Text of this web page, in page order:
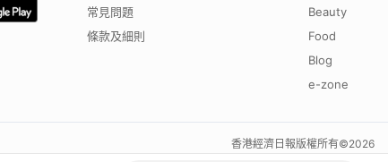
常見問題
條款及細則
Beauty
Food
Blog
e-zone
香港經濟日報版權所有©2026